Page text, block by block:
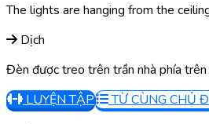
The lights are hanging from the
Dịch
Đèn được treo trên trần nhà phía trên
LUYỆN TẬP
TỪ CÙNG CHỦ